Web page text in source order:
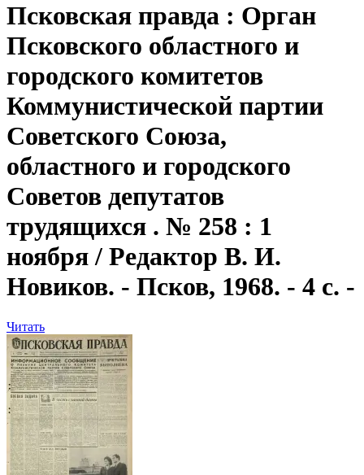
Псковская правда : Орган
Псковского областного и
городского комитетов
Коммунистической партии
Советского Союза,
областного и городского
Советов депутатов
трудящихся . № 258 : 1
ноября / Редактор В. И.
Новиков. - Псков, 1968. - 4 с. -
Читать